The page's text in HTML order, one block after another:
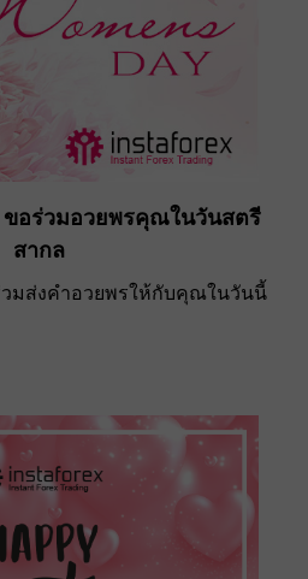
อร่วมอวยพรคุณในวันสตรี
สากล
วมส่งคำอวยพรให้กับคุณในวันนี้